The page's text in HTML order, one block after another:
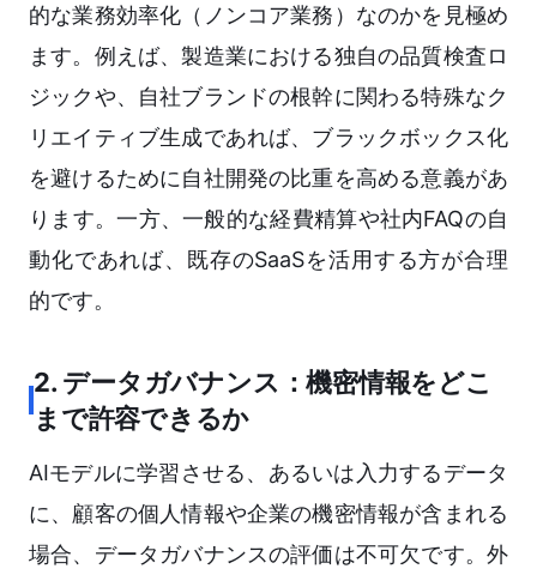
的な業務効率化（ノンコア業務）なのかを見極め
ます。例えば、製造業における独自の品質検査ロ
ジックや、自社ブランドの根幹に関わる特殊なク
リエイティブ生成であれば、ブラックボックス化
を避けるために自社開発の比重を高める意義があ
ります。一方、一般的な経費精算や社内FAQの自
動化であれば、既存のSaaSを活用する方が合理
的です。
2. データガバナンス：機密情報をどこ
まで許容できるか
AIモデルに学習させる、あるいは入力するデータ
に、顧客の個人情報や企業の機密情報が含まれる
場合、データガバナンスの評価は不可欠です。外